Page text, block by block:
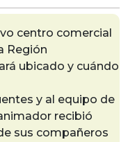
centro comercial
Región
ubicado y cuándo
y al equipo de
recibió
sus compañeros